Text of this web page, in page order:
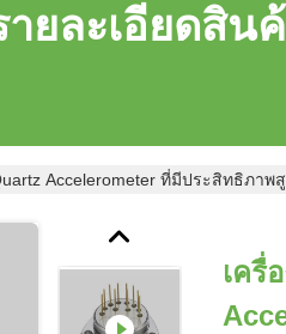
ายละเอียดสิน
Accelerometer ที่มีประสิทธิภา
เครื่